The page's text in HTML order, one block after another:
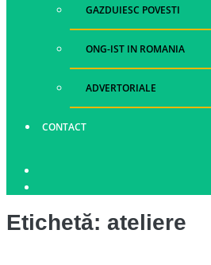
GAZDUIESC POVESTI
ONG-IST IN ROMANIA
ADVERTORIALE
CONTACT
Etichetă: ateliere